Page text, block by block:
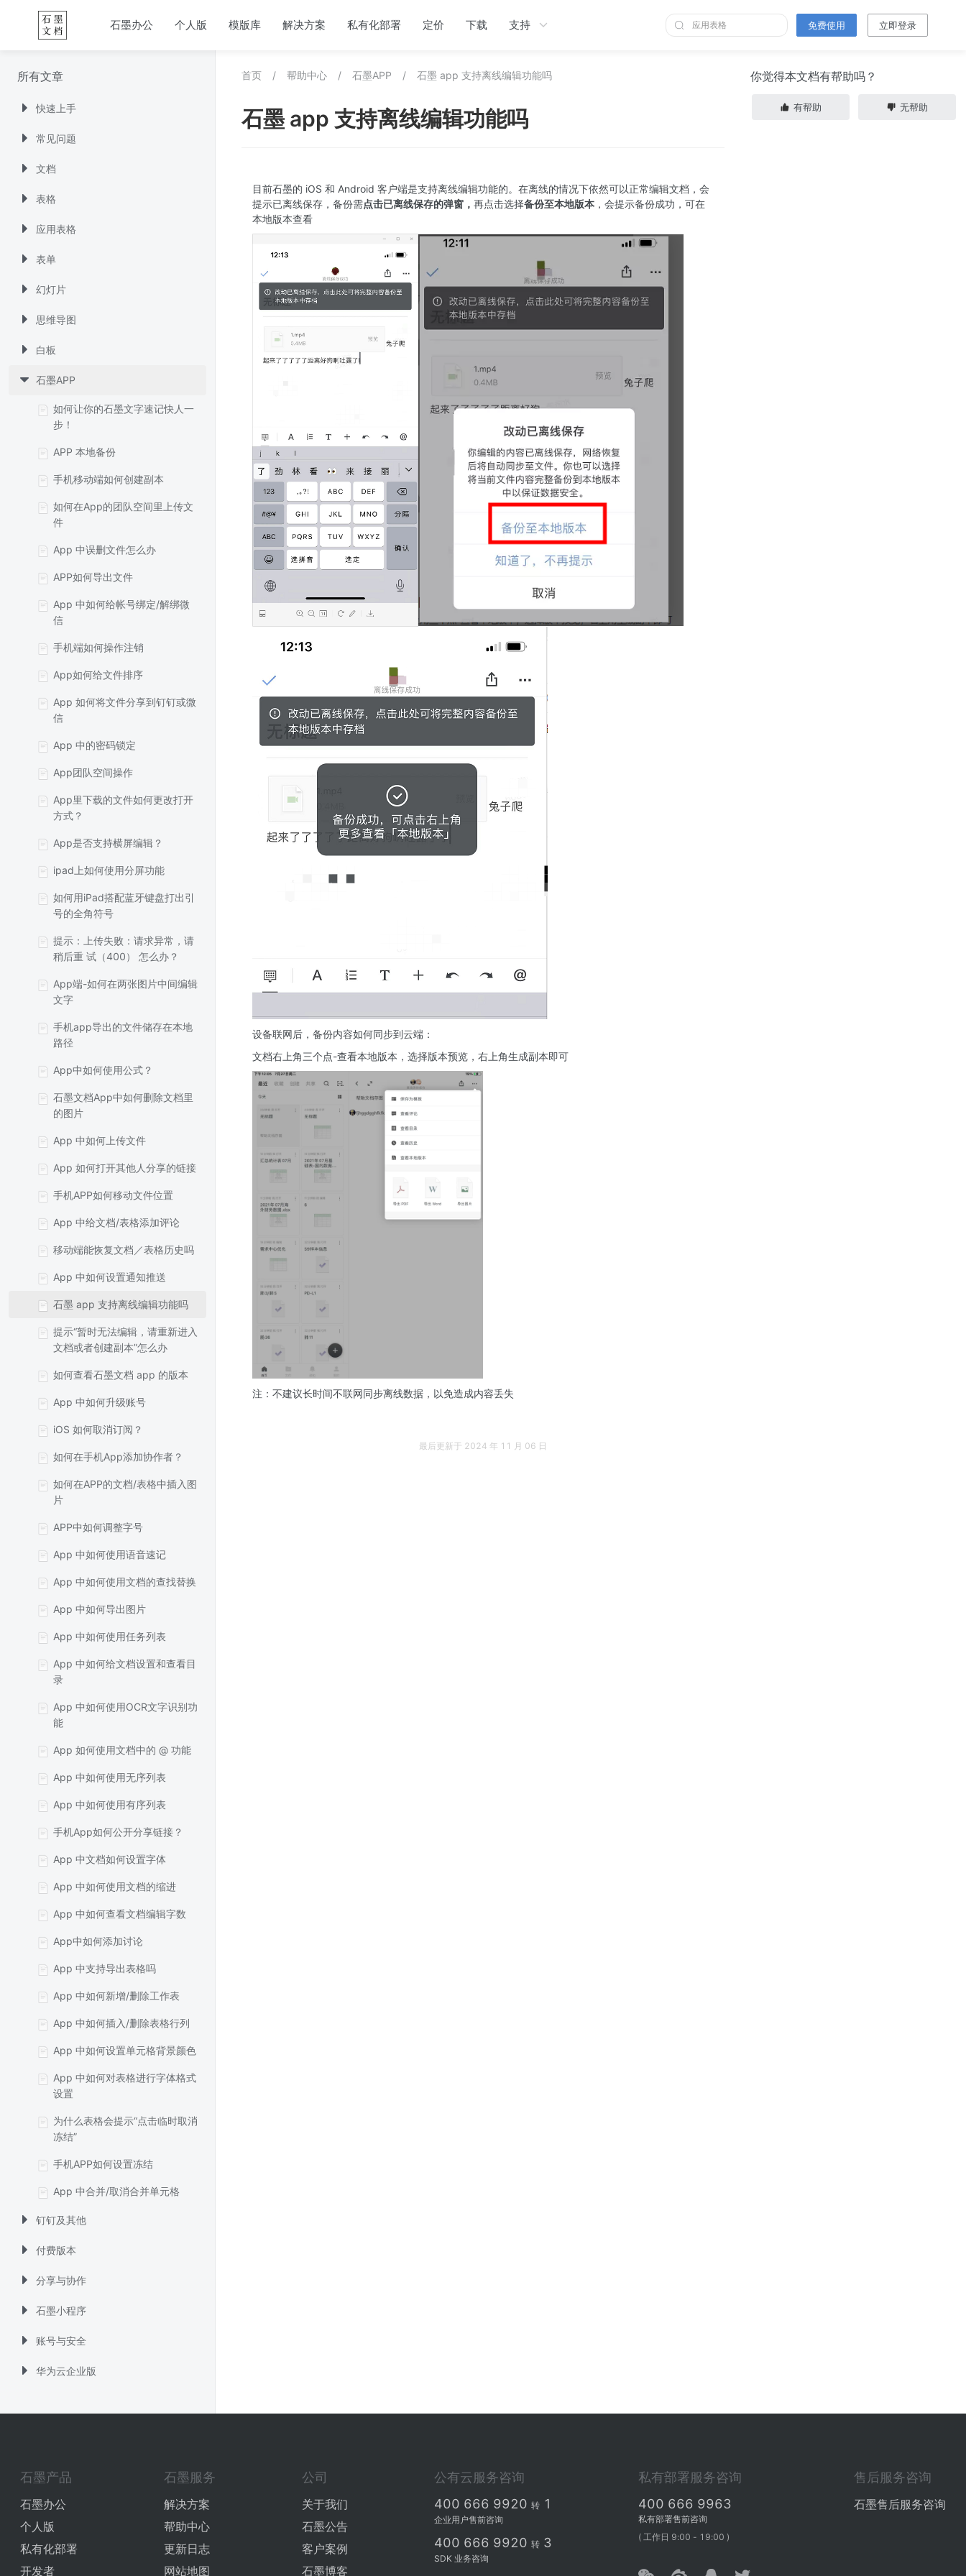
石墨办公 个人版 模版库 解决方案 私有化部署 定价 下载 支持 免费使用 立即登录
所有文章
快速上手
常见问题
文档
表格
应用表格
表单
幻灯片
思维导图
白板
石墨APP
如何让你的石墨文字速记快人一
步！
APP 本地备份
手机移动端如何创建副本
如何在App的团队空间里上传文
件
App 中误删文件怎么办
APP如何导出文件
App 中如何给帐号绑定/解绑微
信
手机端如何操作注销
App如何给文件排序
App 如何将文件分享到钉钉或微
信
App 中的密码锁定
App团队空间操作
App里下载的文件如何更改打开
方式？
App是否支持横屏编辑？
ipad上如何使用分屏功能
如何用iPad搭配蓝牙键盘打出引
号的全角符号
提示：上传失败：请求异常，请
稍后重 试（400） 怎么办？
App端-如何在两张图片中间编辑
文字
手机app导出的文件储存在本地
路径
App中如何使用公式？
石墨文档App中如何删除文档里
的图片
App 中如何上传文件
App 如何打开其他人分享的链接
手机APP如何移动文件位置
App 中给文档/表格添加评论
移动端能恢复文档／表格历史吗
App 中如何设置通知推送
石墨 app 支持离线编辑功能吗
提示“暂时无法编辑，请重新进入
文档或者创建副本”怎么办
如何查看石墨文档 app 的版本
App 中如何升级账号
iOS 如何取消订阅？
如何在手机App添加协作者？
如何在APP的文档/表格中插入图
片
APP中如何调整字号
App 中如何使用语音速记
App 中如何使用文档的查找替换
App 中如何导出图片
App 中如何使用任务列表
App 中如何给文档设置和查看目
录
App 中如何使用OCR文字识别功
能
App 如何使用文档中的 @ 功能
App 中如何使用无序列表
App 中如何使用有序列表
手机App如何公开分享链接？
App 中文档如何设置字体
App 中如何使用文档的缩进
App 中如何查看文档编辑字数
App中如何添加讨论
App 中支持导出表格吗
App 中如何新增/删除工作表
App 中如何插入/删除表格行列
App 中如何设置单元格背景颜色
App 中如何对表格进行字体格式
设置
为什么表格会提示“点击临时取消
冻结”
手机APP如何设置冻结
App 中合并/取消合并单元格
钉钉及其他
付费版本
分享与协作
石墨小程序
账号与安全
华为云企业版
首页 / 帮助中心 / 石墨APP / 石墨 app 支持离线编辑功能吗
石墨 app 支持离线编辑功能吗
目前石墨的 iOS 和 Android 客户端是支持离线编辑功能的。在离线的情况下依然可以正常编辑文档，会
提示已离线保存，备份需点击已离线保存的弹窗， 再点击选择备份至本地版本 ，会提示备份成功，可在
本地版本查看
设备联网后，备份内容如何同步到云端：
文档右上角三个点-查看本地版本，选择版本预览，右上角生成副本即可
注：不建议长时间不联网同步离线数据，以免造成内容丢失
最后更新于 2024 年 11 月 06 日
你觉得本文档有帮助吗？
有帮助 无帮助
石墨产品
石墨办公
个人版
私有化部署
开发者
石墨服务
解决方案
帮助中心
更新日志
网站地图
公司
关于我们
石墨公告
客户案例
石墨博客
公有云服务咨询
400 666 9920 转 1
企业用户售前咨询
400 666 9920 转 3
SDK 业务咨询
私有部署服务咨询
400 666 9963
私有部署售前咨询
( 工作日 9:00 - 19:00 )
售后服务咨询
石墨售后服务咨询